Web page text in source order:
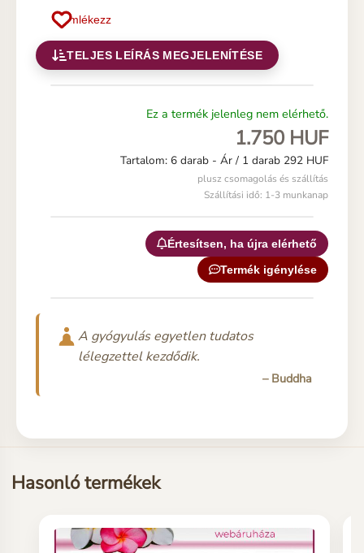
Emlékezz
TELJES LEÍRÁS MEGJELENÍTÉSE
Ez a termék jelenleg nem elérhető.
1.750 HUF
Tartalom: 6 darab - Ár / 1 darab 292 HUF
plusz csomagolás és szállítás
Szállítási idő: 1-3 munkanap
Értesítsen, ha újra elérhető
Termék igénylése
A gyógyulás egyetlen tudatos
lélegzettel kezdődik.
– Buddha
Hasonló termékek